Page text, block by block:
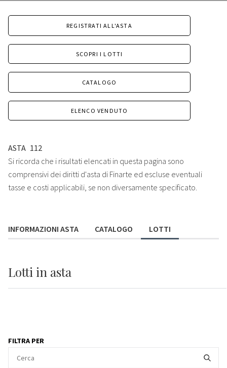
REGISTRATI ALL'ASTA
SCOPRI I LOTTI
CATALOGO
ELENCO VENDUTO
ASTA 112
Si ricorda che i risultati elencati in questa pagina sono
comprensivi dei diritti d'asta di Finarte ed escluse eventuali
tasse e costi applicabili, se non diversamente specificato.
INFORMAZIONI ASTA CATALOGO LOTTI
Lotti in asta
FILTRA PER